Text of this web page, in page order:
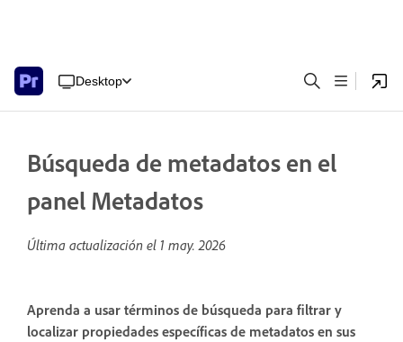
Desktop
Búsqueda de metadatos en el
panel Metadatos
Última actualización el 1 may. 2026
Aprenda a usar términos de búsqueda para filtrar y
localizar propiedades específicas de metadatos en sus